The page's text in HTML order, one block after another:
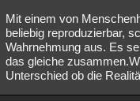
Mit einem von
beliebig reproduzierbar,
Wahrnehmung aus. Es
das gleiche
Unterschied ob die